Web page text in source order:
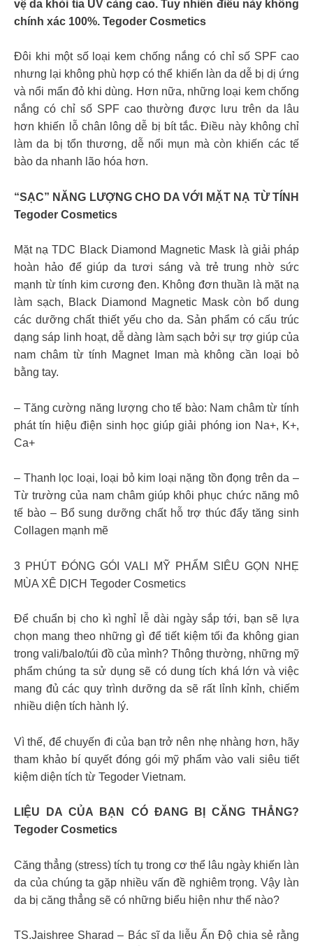
vệ da khỏi tia UV càng cao. Tuy nhiên điều này không
chính xác 100%. Tegoder Cosmetics
Đôi khi một số loại kem chống nắng có chỉ số SPF cao
nhưng lại không phù hợp có thể khiến làn da dễ bị dị ứng
và nổi mẩn đỏ khi dùng. Hơn nữa, những loại kem chống
nắng có chỉ số SPF cao thường được lưu trên da lâu
hơn khiến lỗ chân lông dễ bị bít tắc. Điều này không chỉ
làm da bị tổn thương, dễ nổi mụn mà còn khiến các tế
bào da nhanh lão hóa hơn.
“SẠC” NĂNG LƯỢNG CHO DA VỚI MẶT NẠ TỪ TÍNH
Tegoder Cosmetics
Mặt nạ TDC Black Diamond Magnetic Mask là giải pháp
hoàn hảo để giúp da tươi sáng và trẻ trung nhờ sức
mạnh từ tính kim cương đen. Không đơn thuần là mặt nạ
làm sạch, Black Diamond Magnetic Mask còn bổ dung
các dưỡng chất thiết yếu cho da. Sản phẩm có cấu trúc
dạng sáp linh hoạt, dễ dàng làm sạch bởi sự trợ giúp của
nam châm từ tính Magnet Iman mà không cần loại bỏ
bằng tay.
– Tăng cường năng lượng cho tế bào: Nam châm từ tính
phát tín hiệu điện sinh học giúp giải phóng ion Na+, K+,
Ca+
– Thanh lọc loại, loại bỏ kim loại nặng tồn đọng trên da –
Từ trường của nam châm giúp khôi phục chức năng mô
tế bào – Bổ sung dưỡng chất hỗ trợ thúc đẩy tăng sinh
Collagen mạnh mẽ
3 PHÚT ĐÓNG GÓI VALI MỸ PHẨM SIÊU GỌN NHẸ
MÙA XÊ DỊCH Tegoder Cosmetics
Để chuẩn bị cho kì nghỉ lễ dài ngày sắp tới, bạn sẽ lựa
chọn mang theo những gì để tiết kiệm tối đa không gian
trong vali/balo/túi đồ của mình? Thông thường, những mỹ
phẩm chúng ta sử dụng sẽ có dung tích khá lớn và việc
mang đủ các quy trình dưỡng da sẽ rất lỉnh kỉnh, chiếm
nhiều diện tích hành lý.
Vì thế, để chuyến đi của bạn trở nên nhẹ nhàng hơn, hãy
tham khảo bí quyết đóng gói mỹ phẩm vào vali siêu tiết
kiệm diện tích từ Tegoder Vietnam.
LIỆU DA CỦA BẠN CÓ ĐANG BỊ CĂNG THẲNG?
Tegoder Cosmetics
Căng thẳng (stress) tích tụ trong cơ thể lâu ngày khiến làn
da của chúng ta gặp nhiều vấn đề nghiêm trọng. Vậy làn
da bị căng thẳng sẽ có những biểu hiện như thế nào?
TS.Jaishree Sharad – Bác sĩ da liễu Ấn Độ chia sẻ rằng